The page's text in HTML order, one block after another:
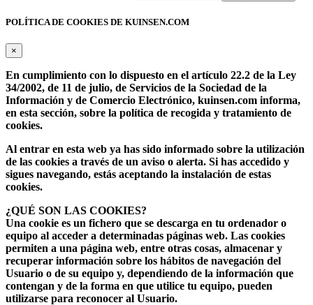
POLÍTICA DE COOKIES DE KUINSEN.COM
×
En cumplimiento con lo dispuesto en el artículo 22.2 de la Ley
34/2002, de 11 de julio, de Servicios de la Sociedad de la
Información y de Comercio Electrónico, kuinsen.com informa,
en esta sección, sobre la política de recogida y tratamiento de
cookies.
Al entrar en esta web ya has sido informado sobre la utilización
de las cookies a través de un aviso o alerta. Si has accedido y
sigues navegando, estás aceptando la instalación de estas
cookies.
¿QUÉ SON LAS COOKIES?
Una cookie es un fichero que se descarga en tu ordenador o
equipo al acceder a determinadas páginas web. Las cookies
permiten a una página web, entre otras cosas, almacenar y
recuperar información sobre los hábitos de navegación del
Usuario o de su equipo y, dependiendo de la información que
contengan y de la forma en que utilice tu equipo, pueden
utilizarse para reconocer al Usuario.